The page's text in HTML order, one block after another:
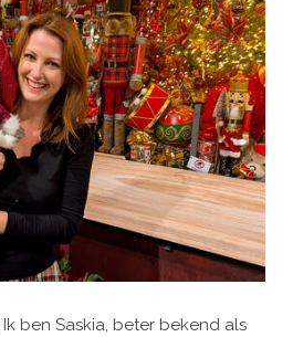
ben Saskia, beter bekend als